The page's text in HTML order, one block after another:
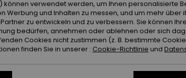
XS
verwendet werden, um Ihnen personalisierte
Werbung und Inhalten zu messen, und um mehr über
zu entwickeln und zu verbessern. Sie können
bedürfen, annehmen oder ablehnen oder sich
Cookies nicht zustimmen (z. B. bestimmte
finden Sie in unserer : Cookie-Richtlinie und